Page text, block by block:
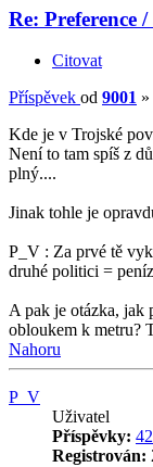
Re: Preference
Citovat
Příspěvek od 9001 »
Kde je v Trojské
Není to tam spíš z
plný....
Jinak tohle je
P_V : Za prvé tě
druhé politici =
A pak je otázka, jak
obloukem k metru?
Nahoru
P_V
Uživatel
Příspěvky:
Registrován: